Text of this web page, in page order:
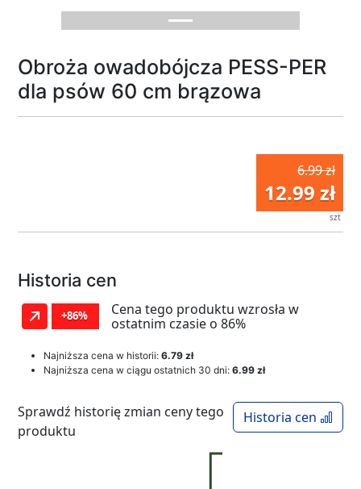
Obroża owadobójcza PESS-PER
dla psów 60 cm brązowa
6.99 zł
12.99 zł
szt
Historia cen
+86%
Cena tego produktu wzrosła w
ostatnim czasie o 86%
Najniższa cena w historii: 6.79 zł
Najniższa cena w ciągu ostatnich 30 dni: 6.99 zł
Historia cen
Sprawdź historię zmian ceny tego
produktu